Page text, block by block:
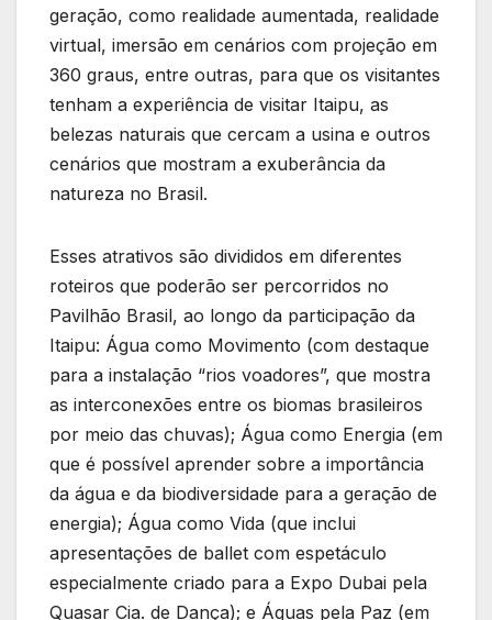
geração, como realidade aumentada, realidade
virtual, imersão em cenários com projeção em
360 graus, entre outras, para que os visitantes
tenham a experiência de visitar Itaipu, as
belezas naturais que cercam a usina e outros
cenários que mostram a exuberância da
natureza no Brasil.
Esses atrativos são divididos em diferentes
roteiros que poderão ser percorridos no
Pavilhão Brasil, ao longo da participação da
Itaipu: Água como Movimento (com destaque
para a instalação “rios voadores”, que mostra
as interconexões entre os biomas brasileiros
por meio das chuvas); Água como Energia (em
que é possível aprender sobre a importância
da água e da biodiversidade para a geração de
energia); Água como Vida (que inclui
apresentações de ballet com espetáculo
especialmente criado para a Expo Dubai pela
Quasar Cia. de Dança); e Águas pela Paz (em